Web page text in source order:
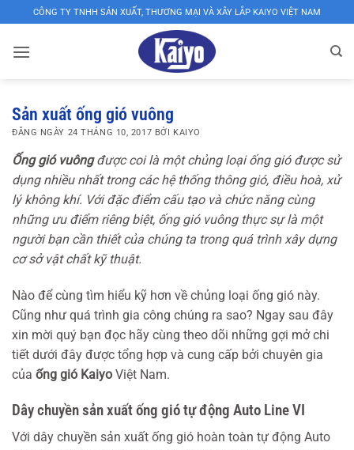
qua
nội
CÔNG TY TNHH SẢN XUẤT, THƯƠNG MẠI VÀ XÂY LẮP KAIYO VIỆT NAM
XUẤT
ỐNG
GIÓ,
VAN
GIÓ,
GIÓ
KAIYO
VIỆT
NAM
Sản xuất ống gió vuông
ĐĂNG NGÀY 24 THÁNG 10, 2017 BỞI KAIYO
Ống gió vuôngđược coi là một chủng loại ống gió được sử
dụng nhiều nhất trong các hệ thống thông gió, điều hoà, xử
lý không khí. Với đặc điểm cấu tạo và chức năng cùng
những ưu điểm riêng biệt, ống gió vuông thực sự là một
người bạn cần thiết của chúng ta trong quá trình xây dựng
cơ sở vật chất kỹ thuật.
Nào để cùng tìm hiểu kỹ hơn về chủng loại ống gió này.
Cũng như quá trình gia công chúng ra sao? Ngay sau đây
xin mời quý bạn đọc hãy cùng theo dõi những gợi mở chi
tiết dưới đây được tổng hợp và cung cấp bởi chuyên gia
của ống gió Kaiyo Việt Nam.
Dây chuyền sản xuất ống gió tự động Auto Line VI
Với dây chuyền sản xuất ống gió hoàn toàn tự động Auto